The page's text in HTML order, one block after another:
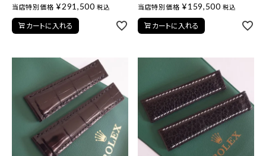
当店特別価格 ¥291,500 税込
カートに入れる
当店特別価格 ¥159,500 税込
カートに入れる